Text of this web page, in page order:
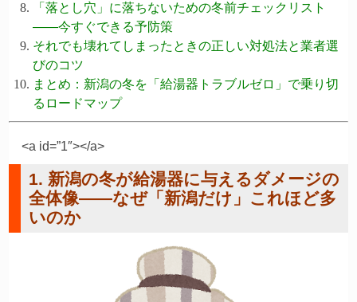
「落とし穴」に落ちないための冬前チェックリスト
——今すぐできる予防策
それでも壊れてしまったときの正しい対処法と業者選
びのコツ
まとめ：新潟の冬を「給湯器トラブルゼロ」で乗り切
るロードマップ
<a id=”1″></a>
1. 新潟の冬が給湯器に与えるダメージの
全体像——なぜ「新潟だけ」これほど多
いのか